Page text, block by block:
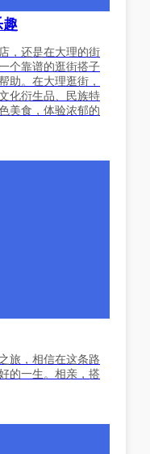
趣
，还是在大理的街
个靠谱的逛街搭子
助。在大理逛街，
化衍生品、民族特
美食，体验浓郁的
旅，相信在这条路
的一生。相亲，搭